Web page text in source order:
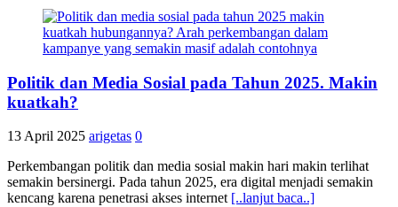
Politik dan Media Sosial pada Tahun 2025. Makin
kuatkah?
13 April 2025 arigetas 0
Perkembangan politik dan media sosial makin hari makin terlihat
semakin bersinergi. Pada tahun 2025, era digital menjadi semakin
kencang karena penetrasi akses internet [..lanjut baca..]